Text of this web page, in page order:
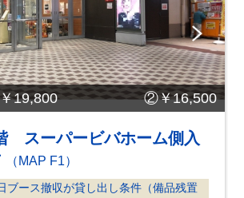
19,800 ②￥16,500
Ne
xt
スーパービバホーム側入
（MAP F1）
ブース撤収が貸し出し条件（備品残置